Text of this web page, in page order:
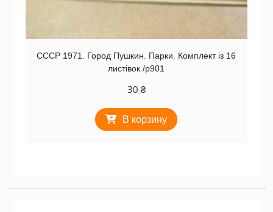
СССР 1971. Город Пушкин. Парки. Комплект із 16
листівок /р901
30 ₴
В корзину